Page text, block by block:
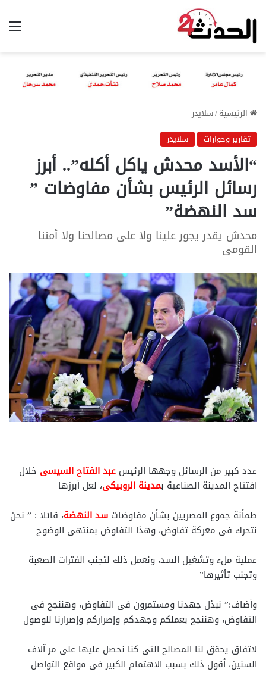
الرئيسية/سلايدر
تقارير وحوارات
سلايدر
“الأسد محدش ياكل أكله”.. أبرز
رسائل الرئيس بشأن مفاوضات ”
سد النهضة”
محدش يقدر يجور علينا ولا على مصالحنا ولا أمننا
القومى
عدد كبير من الرسائل وجهها الرئيس عبد الفتاح السيسى خلال
افتتاح المدينة الصناعية بمدينة الروبيكى، لعل أبرزها
طمأنة جموع المصريين بشأن مفاوضات سد النهضة، قائلا : ” نحن
نتحرك فى معركة تفاوض، وهذا التفاوض بمنتهى الوضوح
عملية ملء وتشغيل السد، ونعمل ذلك لتجنب الفترات الصعبة
وتجنب تأثيرها”
وأضاف:” نبذل جهدنا ومستمرون فى التفاوض، وهننجح فى
التفاوض، وهننجح بعملكم وجهدكم وإصراركم وإصرارنا للوصول
لاتفاق يحقق لنا المصالح التى كنا نحصل عليها على مر آلاف
السنين، أقول ذلك بسبب الاهتمام الكبير فى مواقع التواصل